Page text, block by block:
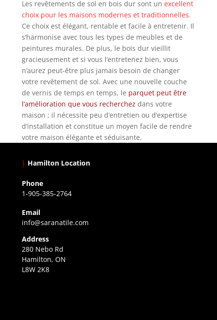
Les revêtements de sol en bois dur sont un excellent
choix pour les maisons modernes et traditionnelles.
Ce choix est élégant, rentable et facile à entretenir. Il
s’harmonise avec tous les types de meubles et de
peintures murales. De plus, le bois dur vieillit
gracieusement et si vous l’entretenez bien, vous
n’aurez peut-être plus jamais besoin de changer
votre revêtement de sol. Avec une nouvelle couche
de vernis de temps en temps, le parquet peut être
l’amélioration que vous recherchez dans votre
maison ; il nécessite peu d’entretien ou d’expertise
d’installation et constitue un moyen facile de rendre
votre maison élégante et séduisante.
| Hamilton Location
Phone
1-905-385-2764
Email
info@saranatile.com
Address
280 Nebo Rd
Hamilton, ON
L8W 2K8